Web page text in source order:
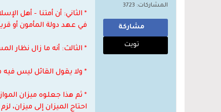
المشاركات: 3723
مشاركة
تويت
* الثاني: أن أمتنا - أهل
في عهد دولة المأمون أو
* الثالث: أنه ما زال نظار
* ولا يقول القائل ليس فيه
* ثم هذا جعلوه ميزان
احتاج الميزان إلى ميزان،